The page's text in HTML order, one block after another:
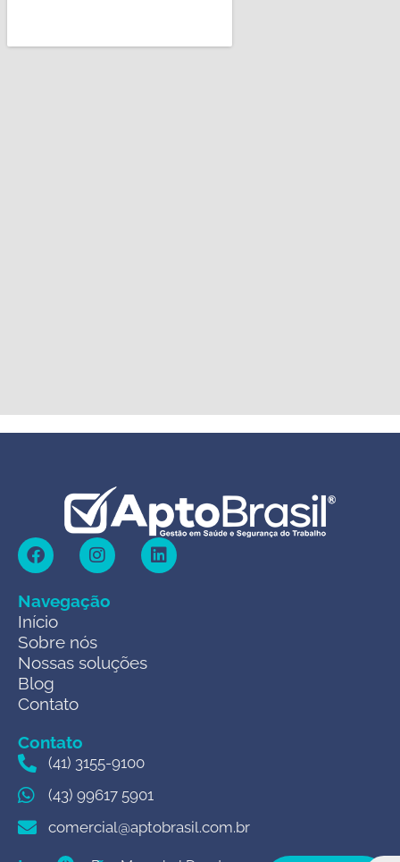
Navegação
Início
Sobre nós
Nossas soluções
Blog
Contato
Contato
(41) 3155-9100
(43) 99617 5901
comercial@aptobrasil.com.br